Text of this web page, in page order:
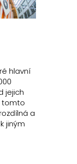
hlavní
jejich
tomto
a
jiným